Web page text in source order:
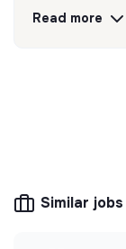
général des
making
Read more
Similar jobs